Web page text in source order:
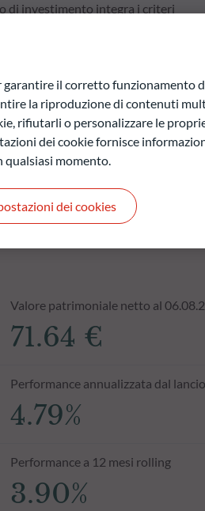
di investimento integra i criteri
nel tempo.
Valore patrimoniale netto al
71.64 €
Performance annualizzata dal lancio
4.79%
Performance a 12 mesi rolling
3.90%
il corretto funzionamento
la riproduzione di contenuti
rifiutarli o personalizzare le
dei cookie fornisce
qualsiasi momento.
dei cookies